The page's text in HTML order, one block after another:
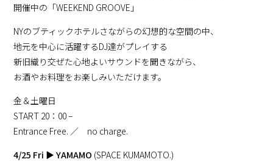
開催中の「WEEKEND GROOVE」
NYのブティックホテルさながらの幻想的な空間の中、
地元を中心に活躍するDJ達がプレイする
新旧織り交ぜた心地よいサウンドを聞きながら、
お酒やお料理をお楽しみいただけます。
金＆土曜日
START 20：00 –
Entrance Free. ／ no charge.
4/25 Fri ▶YAMAMO (SPACE KUMAMOTO.)